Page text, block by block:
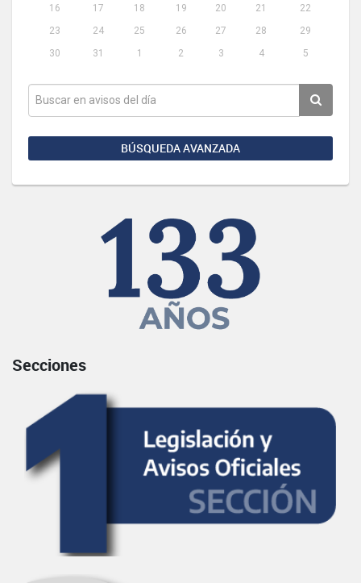
16
17 18 19 20 21
22
23
24 25 26 27 28
29
30
31 1 2 3 4 5
BÚSQUEDA AVANZADA
Secciones